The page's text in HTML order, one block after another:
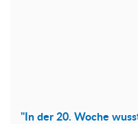
"In der 20. Woche